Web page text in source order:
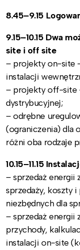
8.45–9.15
9.15–10.15 Dwa
site i off site
– projekty on-site
instalacji
– projekty off-site
dystrybucyjnej;
– odrębne
(ograniczenia) dla
różni oba rodzaje
10.15–11.15
– sprzedaż
sprzedaży, koszty
niezbędnych dla
– sprzedaż
przychody,
instalacji on-site